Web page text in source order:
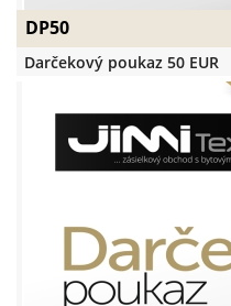
DP50
Darčekový poukaz 50 EUR